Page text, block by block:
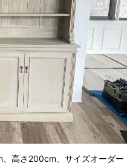
高さ200cm、サイズオーダー